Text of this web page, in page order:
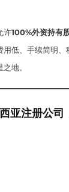
许100%外资持有
低、手续简明
地。
亚注册公司